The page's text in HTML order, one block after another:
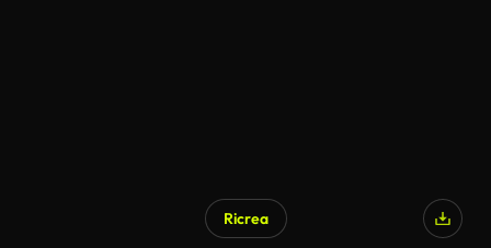
Ricrea